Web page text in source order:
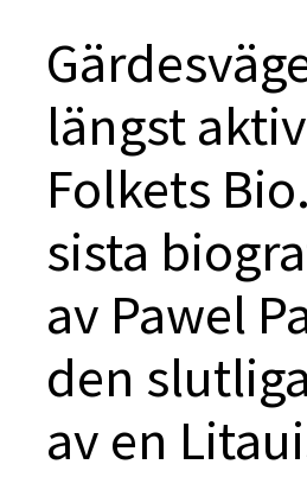
längst
Folkets
sista
av Pawel
den
av en